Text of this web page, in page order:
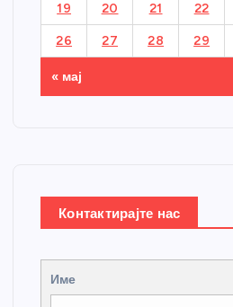
19 20 21 22
26 27 28 29
« мај
Контактирајте нас
Име